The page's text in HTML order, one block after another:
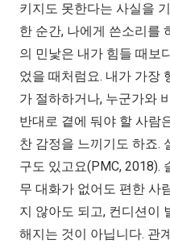
키지도 못한다는 사실을
한 순간, 나에게 쓴소리를
의 민낯은 내가 힘들 때보
었을 때처럼요. 내가 가장
가 절하하거나, 누군가와
반대로 곁에 둬야 할 사람
찬 감정을 느끼기도 하죠.
구도 있고요(PMC, 2018).
무 대화가 없어도 편한 사
지 않아도 되고, 컨디션이
해지는 것이 아닙니다. 관